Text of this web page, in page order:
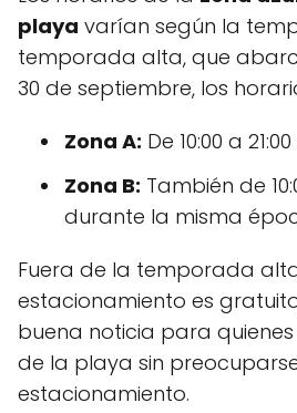
playa varían según la
temporada alta, que
30 de septiembre, los
Zona A: De 10:00 a
Zona B: También de
durante la misma
Fuera de la temporada
estacionamiento es
buena noticia para
de la playa sin
estacionamiento.